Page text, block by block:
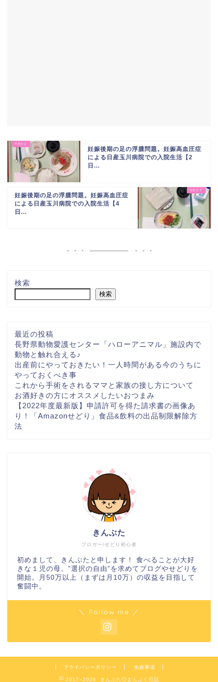
妊娠後期の足の浮腫問題。妊娠高血圧症
による日産玉川病院での入院生活【2
日...
妊娠後期の足の浮腫問題。妊娠高血圧症
による日産玉川病院での入院生活【4
日...
検索
検索
最近の投稿
長野県動物愛護センター「ハローアニマル」施設内で
動物と触れ合える♪
出産前にやっておきたい！一人時間がある今のうちに
やっておくべき事
これから手術をされるママと家族の接し方について
お酒好きの方にオススメしたいおつまみ
【2022年度最新版】申請許可を得た請求書の画像あ
り！「Amazonせどり」食品&飲料の出品制限解除方
法
ブロガー/せどり初心者
きんぶた
初めまして、きんぶたと申します！ 食べることが大好
きな１児の母。”選択の自由”を求めてブログやせどりを
開始。月50万以上（まずは月10万）の収益を目指して
奮闘中。
＼ Follow me ／
プライバシーポリシー 免責事項
2017–2026 きんぶた◎まんぷく日記